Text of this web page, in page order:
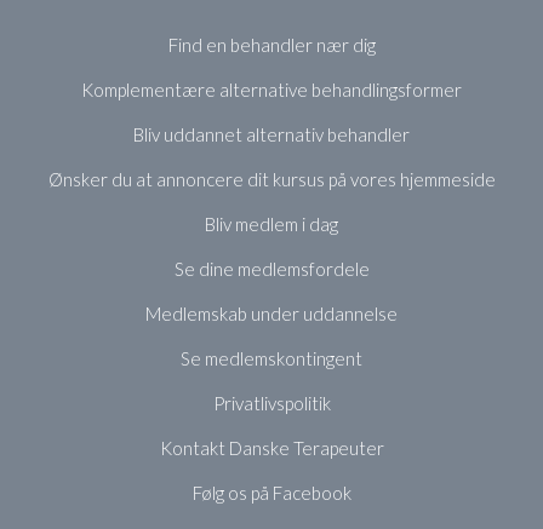
Find en behandler nær dig
Komplementære alternative behandlingsformer
Bliv uddannet alternativ behandler
Ønsker du at annoncere dit kursus på vores hjemmeside
Bliv medlem i dag
Se dine medlemsfordele
Medlemskab under uddannelse
Se medlemskontingent
Privatlivspolitik
Kontakt Danske Terapeuter
Følg os på Facebook